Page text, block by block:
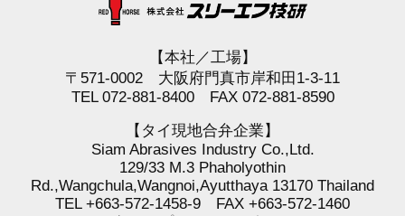
【本社／工場】
〒571-0002 大阪府門真市岸和田1-3-11
TEL 072-881-8400 FAX 072-881-8590
【タイ現地合弁企業】
Siam Abrasives Industry Co.,Ltd.
129/33 M.3 Phaholyothin
Rd.,Wangchula,Wangnoi,Ayutthaya 13170 Thailand
TEL +663-572-1458-9 FAX +663-572-1460